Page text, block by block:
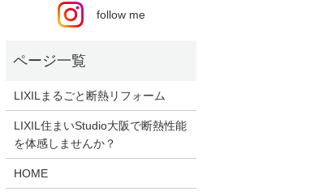
follow me
LIXILまるごと断熱リフォーム
LIXIL住まいStudio大阪で断熱性能
を体感しませんか？
HOME